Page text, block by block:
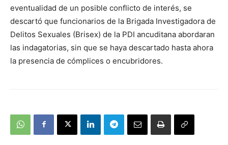
eventualidad de un posible conflicto de interés, se
descartó que funcionarios de la Brigada Investigadora de
Delitos Sexuales (Brisex) de la PDI ancuditana abordaran
las indagatorias, sin que se haya descartado hasta ahora
la presencia de cómplices o encubridores.